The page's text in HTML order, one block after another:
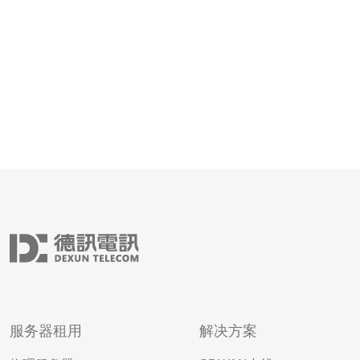
服务器租用 解决方案